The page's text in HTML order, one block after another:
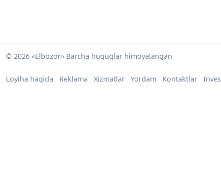
© 2026 «Elbozor» Barcha huquqlar himoyalangan
Loyiha haqida Reklama Xizmatlar Yordam Kontaktlar